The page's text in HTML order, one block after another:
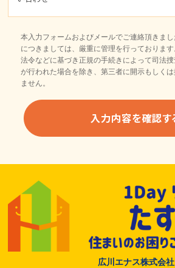
本入力フォームおよびメールでご連絡頂きま
につきましては、厳重に管理を行っております
法令などに基づき正規の手続きによって司法
が行われた場合を除き、第三者に開示もしく
ません。
広川エナス株式会社